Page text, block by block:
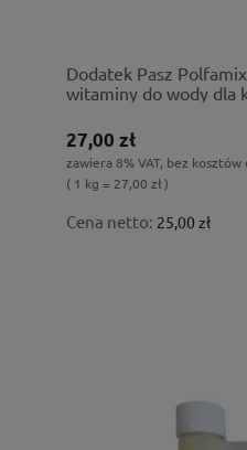
Dodatek Pasz
witaminy do wody dla
27,00 zł
zawiera 8% VAT, bez kosztów
( 1 kg = 27,00 zł )
Cena netto: 25,00 zł